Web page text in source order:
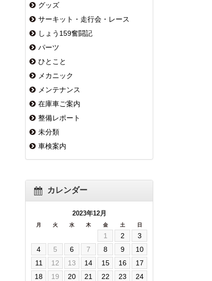
グッズ
サーキット・走行会・レース
しょう159奮闘記
パーツ
ひとこと
メカニック
メンテナンス
在庫車ご案内
整備レポート
未分類
車検案内
カレンダー
2023年12月
月 火 水 木 金 土 日
1 2
3
4
5 6 7 8 9
10
11
12 13 14 15 16
17
18
19 20 21 22 23
24